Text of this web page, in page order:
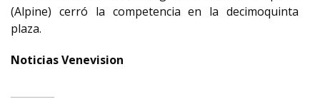
(Alpine) cerró la competencia en la decimoquinta
plaza.
Noticias Venevision